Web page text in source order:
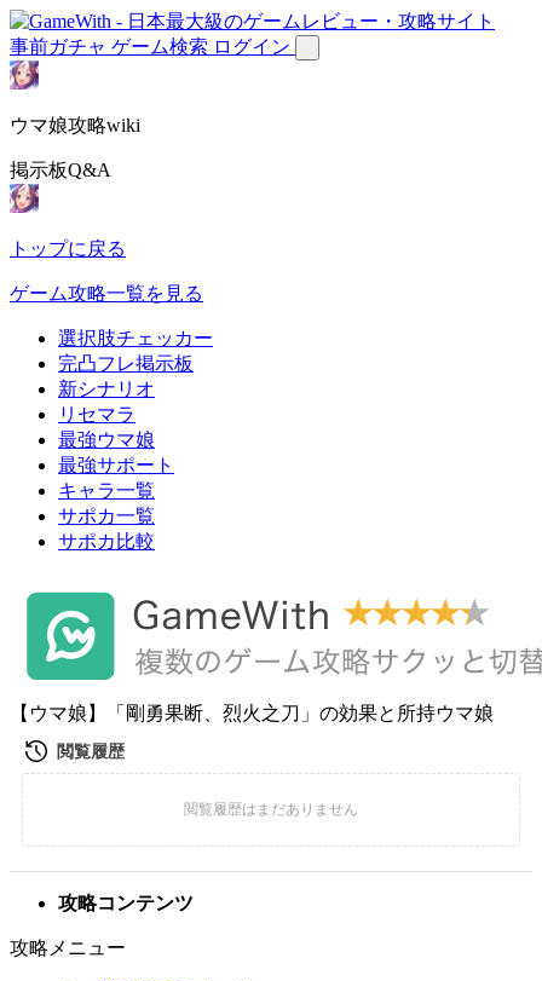
事前ガチャ ゲーム検索 ログイン
ウマ娘攻略wiki
掲示板Q&A
トップに戻る
ゲーム攻略一覧を見る
選択肢チェッカー
完凸フレ掲示板
新シナリオ
リセマラ
最強ウマ娘
最強サポート
キャラ一覧
サポカ一覧
サポカ比較
【ウマ娘】「剛勇果断、烈火之刀」の効果と所持ウマ娘
攻略コンテンツ
攻略メニュー